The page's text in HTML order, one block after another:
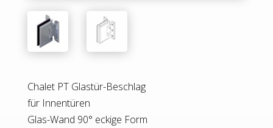
Chalet PT Glastür-Beschlag
für Innentüren
Glas-Wand 90° eckige Form